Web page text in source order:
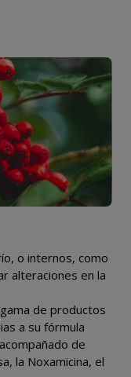
o internos, como
alteraciones en la
de productos
a su fórmula
de
la Noxamicina, el